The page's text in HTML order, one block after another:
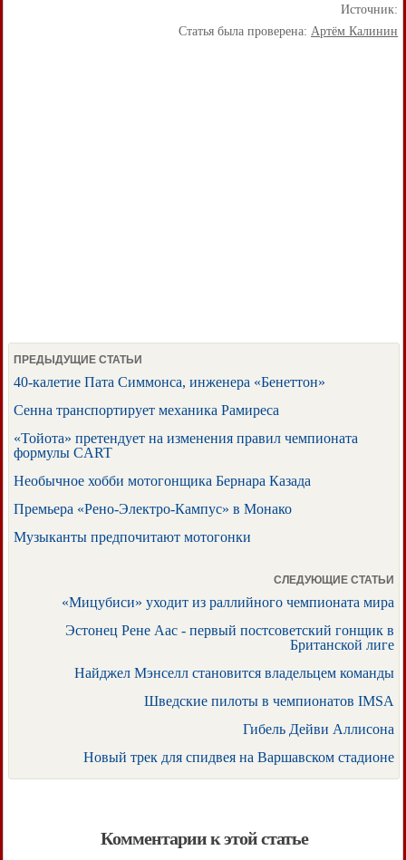
Источник:
Статья была проверена: Артём Калинин
ПРЕДЫДУЩИЕ СТАТЬИ
40-калетие Пата Симмонса, инженера «Бенеттон»
Сенна транспортирует механика Рамиреса
«Тойота» претендует на изменения правил чемпионата
формулы CART
Необычное хобби мотогонщика Бернара Казада
Премьера «Рено-Электро-Кампус» в Монако
Музыканты предпочитают мотогонки
СЛЕДУЮЩИЕ СТАТЬИ
«Мицубиси» уходит из раллийного чемпионата мира
Эстонец Рене Аас - первый постсоветский гонщик в
Британской лиге
Найджел Мэнселл становится владельцем команды
Шведские пилоты в чемпионатов IMSA
Гибель Дейви Аллисона
Новый трек для спидвея на Варшавском стадионе
Комментарии к этой статье